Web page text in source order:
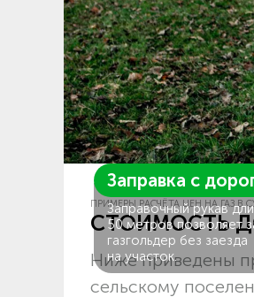
Заправка с
Заправочный рукав
50 метров позволяет
газгольдер без заезда
на участок.
ПРИМЕРЫ РАСЧЁТА ЦЕН НА ГАЗ В
СТОИМОСТЬ
Ниже приведены
сельскому